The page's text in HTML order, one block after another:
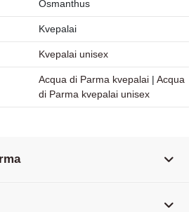
Osmanthus
Kvepalai
Kvepalai unisex
Acqua di Parma kvepalai | Acqua
di Parma kvepalai unisex